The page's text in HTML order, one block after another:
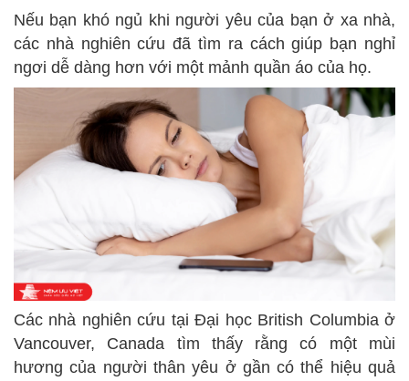
Nếu bạn khó ngủ khi người yêu của bạn ở xa nhà,
các nhà nghiên cứu đã tìm ra cách giúp bạn nghỉ
ngơi dễ dàng hơn với một mảnh quần áo của họ.
Các nhà nghiên cứu tại Đại học British Columbia ở
Vancouver, Canada tìm thấy rằng có một mùi
hương của người thân yêu ở gần có thể hiệu quả